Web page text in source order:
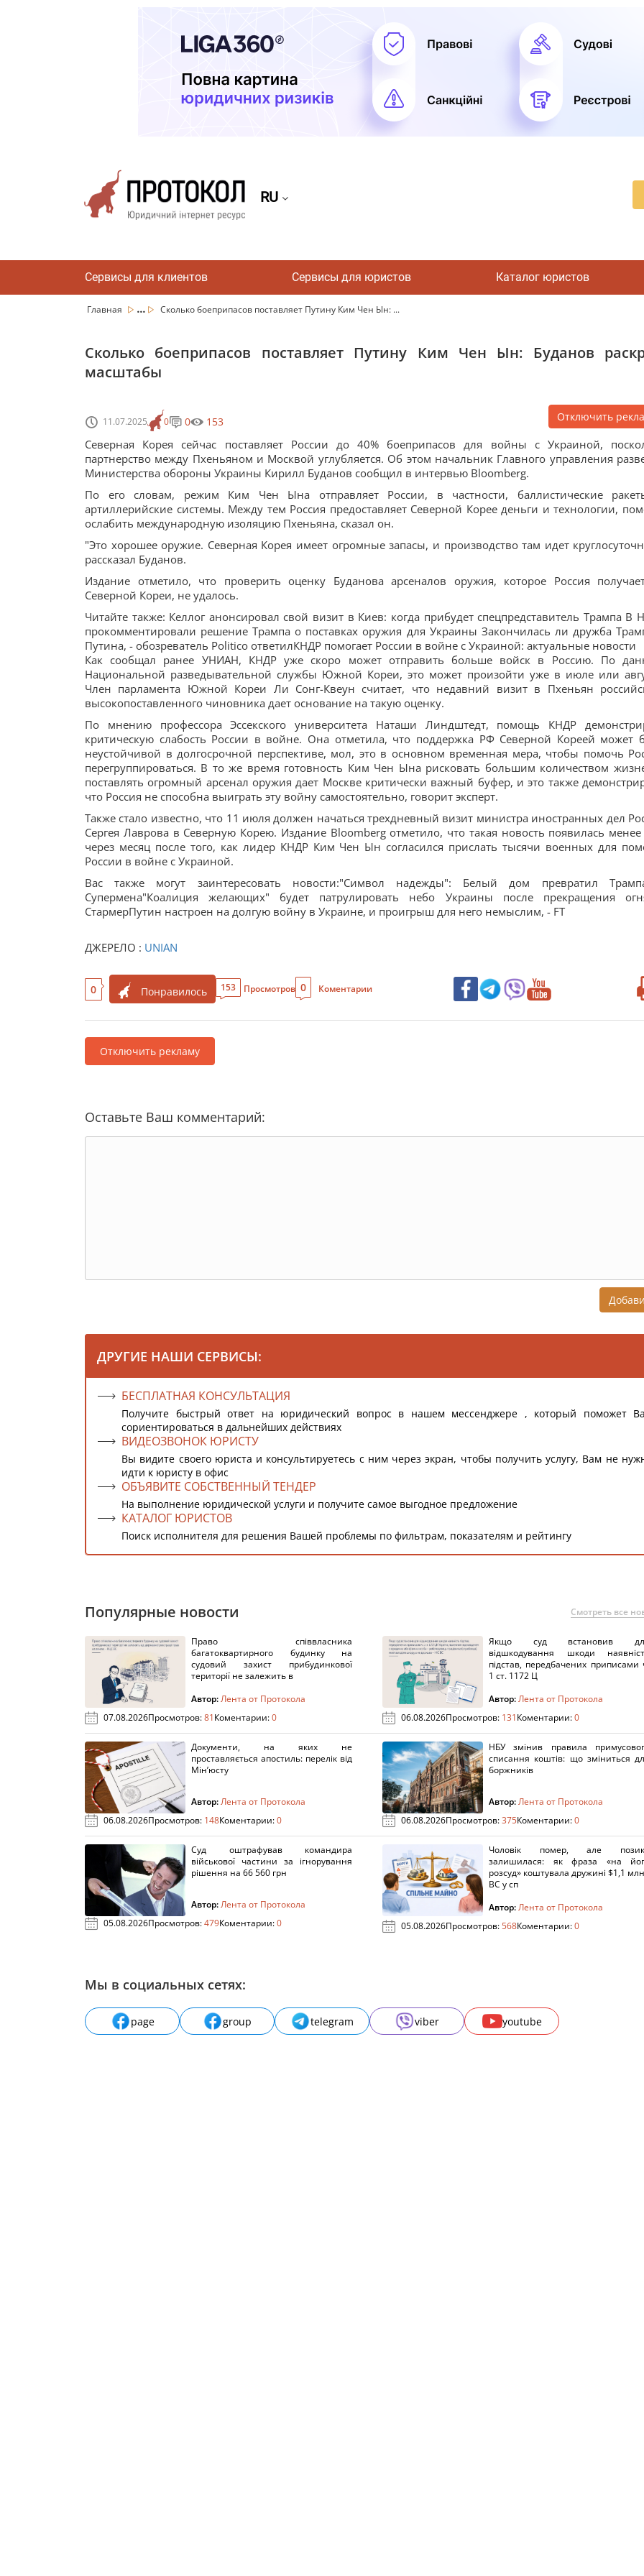
RU
Сервисы для клиентов Сервисы для юристов Каталог юристов
Главная ... Сколько боеприпасов поставляет Путину Ким Чен Ын: ...
Сколько боеприпасов поставляет Путину Ким Чен Ын: Буданов
масштабы
11.07.2025 0 0 153 Отключить
Северная Корея сейчас поставляет России до 40% боеприпасов для войны с Украиной,
партнерство между Пхеньяном и Москвой углубляется. Об этом начальник Главного управления
Министерства обороны Украины Кирилл Буданов сообщил в интервью Bloomberg.
По его словам, режим Ким Чен Ына отправляет России, в частности, баллистические
артиллерийские системы. Между тем Россия предоставляет Северной Корее деньги и технологии,
ослабить международную изоляцию Пхеньяна, сказал он.
"Это хорошее оружие. Северная Корея имеет огромные запасы, и производство там идет
рассказал Буданов.
Издание отметило, что проверить оценку Буданова арсеналов оружия, которое Россия
Северной Кореи, не удалось.
Читайте также: Келлог анонсировал свой визит в Киев: когда прибудет спецпредставитель Трампа В
прокомментировали решение Трампа о поставках оружия для Украины Закончилась ли дружба
Путина, - обозреватель Politico ответилКНДР помогает России в войне с Украиной: актуальные новости
Как сообщал ранее УНИАН, КНДР уже скоро может отправить больше войск в Россию. По
Национальной разведывательной службы Южной Кореи, это может произойти уже в июле или
Член парламента Южной Кореи Ли Сонг-Квеун считает, что недавний визит в Пхеньян
высокопоставленного чиновника дает основание на такую оценку.
По мнению профессора Эссекского университета Наташи Линдштедт, помощь КНДР
критическую слабость России в войне. Она отметила, что поддержка РФ Северной Кореей может
неустойчивой в долгосрочной перспективе, мол, это в основном временная мера, чтобы помочь
перегруппироваться. В то же время готовность Ким Чен Ына рисковать большим количеством
поставлять огромный арсенал оружия дает Москве критически важный буфер, и это также
что Россия не способна выиграть эту войну самостоятельно, говорит эксперт.
Также стало известно, что 11 июля должен начаться трехдневный визит министра иностранных дел
Сергея Лаврова в Северную Корею. Издание Bloomberg отметило, что такая новость появилась
через месяц после того, как лидер КНДР Ким Чен Ын согласился прислать тысячи военных для
России в войне с Украиной.
Вас также могут заинтересовать новости:"Символ надежды": Белый дом превратил
Супермена"Коалиция желающих" будет патрулировать небо Украины после прекращения
СтармерПутин настроен на долгую войну в Украине, и проигрыш для него немыслим, - FT
ДЖЕРЕЛО : UNIAN
0 Понравилось 153 Просмотров 0 Коментарии
Отключить рекламу
Оставьте Ваш комментарий:
ДРУГИЕ НАШИ СЕРВИСЫ:
БЕСПЛАТНАЯ КОНСУЛЬТАЦИЯ
Получите быстрый ответ на юридический вопрос в нашем мессенджере , который поможет
сориентироваться в дальнейших действиях
ВИДЕОЗВОНОК ЮРИСТУ
Вы видите своего юриста и консультируетесь с ним через экран, чтобы получить услугу, Вам не
идти к юристу в офис
ОБЪЯВИТЕ СОБСТВЕННЫЙ ТЕНДЕР
На выполнение юридической услуги и получите самое выгодное предложение
КАТАЛОГ ЮРИСТОВ
Поиск исполнителя для решения Вашей проблемы по фильтрам, показателям и рейтингу
Популярные новости Смотреть все
Право співвласника
багатоквартирного будинку на
судовий захист прибудинкової
території не залежить в
Автор:Лента от Протокола
07.08.2026Просмотров:81Коментарии:0
Якщо суд встановив
відшкодування шкоди
підстав, передбачених приписами
1 ст. 1172 Ц
Автор:Лента от Протокола
06.08.2026Просмотров: 131Коментарии:0
Документи, на яких не
проставляється апостиль: перелік від
Мін’юсту
Автор:Лента от Протокола
06.08.2026Просмотров: 148Коментарии:0
НБУ змінив правила
списання коштів: що зміниться
боржників
Автор:Лента от Протокола
06.08.2026Просмотров:375Коментарии:0
Суд оштрафував командира
військової частини за ігнорування
рішення на 66 560 грн
Автор:Лента от Протокола
05.08.2026Просмотров:479Коментарии:0
Чоловік помер, але
залишилася: як фраза «на
розсуд» коштувала дружині $1,1
ВС у сп
Автор:Лента от Протокола
05.08.2026Просмотров:568Коментарии:0
Мы в социальных сетях:
page group telegram viber youtube